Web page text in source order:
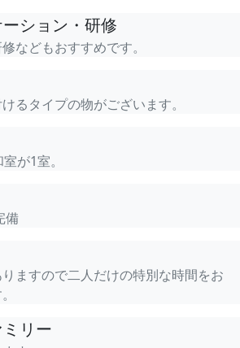
ション・研修
などもおすすめです。
るタイプの物がございます。
が1室。
備
りますので二人だけの特別な時間をお
リー